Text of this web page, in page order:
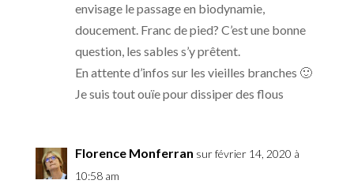
envisage le passage en biodynamie,
doucement. Franc de pied? C’est une bonne
question, les sables s’y prêtent.
En attente d’infos sur les vieilles branches 🙂
Je suis tout ouïe pour dissiper des flous
Florence Monferran sur février 14, 2020 à
10:58 am